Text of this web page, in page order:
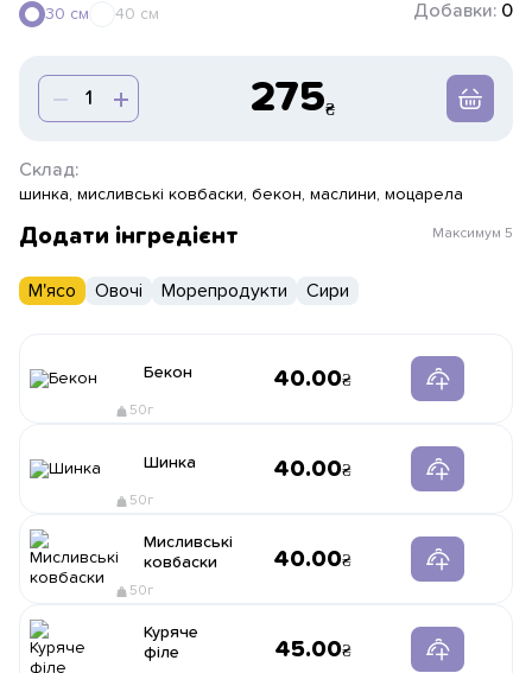
30 см 40 см Добавки: 0
275
Склад:
шинка, мисливські ковбаски, бекон, маслини, моцарела
Додати інгредієнт Максимум 5
М'ясо Овочі Морепродукти Сири
Бекон
50г
40.00
Шинка
50г
40.00
Мисливські
ковбаски
50г
40.00
Куряче
філе
45.00